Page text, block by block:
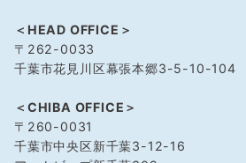
＜HEAD OFFICE＞
〒262-0033
千葉市花見川区幕張本郷3-5-10-104
＜CHIBA OFFICE＞
〒260-0031
千葉市中央区新千葉3-12-16